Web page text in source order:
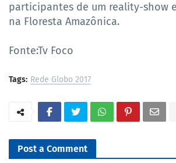
participantes de um reality-show
na Floresta Amazônica.
Fonte:Tv Foco
Tags: Rede Globo 2017
Post a Comment